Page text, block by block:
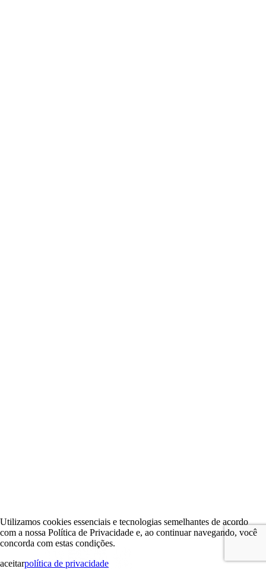
Utilizamos cookies essenciais e tecnologias semelhantes de acordo
com a nossa Política de Privacidade e, ao continuar navegando, você
concorda com estas condições.
aceitarpolítica de privacidade